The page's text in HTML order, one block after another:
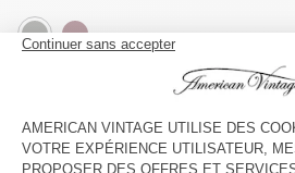
GUIDE DES TAILLES